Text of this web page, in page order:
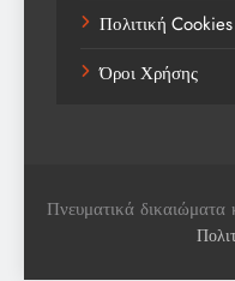
Αγροτικά Νέα
Αεροπορία
Πολιτική Cookies
Όροι Χρήσης
Πνευματικά